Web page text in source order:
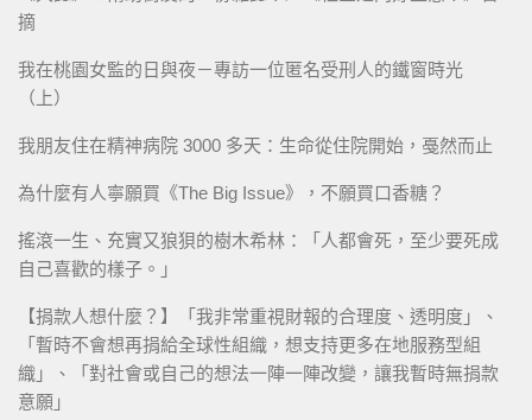
摘
我在桃園女監的日與夜－專訪一位匿名受刑人的鐵窗時光
（上）
我朋友住在精神病院 3000 多天：生命從住院開始，戞然而止
為什麼有人寧願買《The Big Issue》，不願買口香糖？
搖滾一生、充實又狼狽的樹木希林：「人都會死，至少要死成
自己喜歡的樣子。」
【捐款人想什麼？】「我非常重視財報的合理度、透明度」、
「暫時不會想再捐給全球性組織，想支持更多在地服務型組
織」、「對社會或自己的想法一陣一陣改變，讓我暫時無捐款
意願」